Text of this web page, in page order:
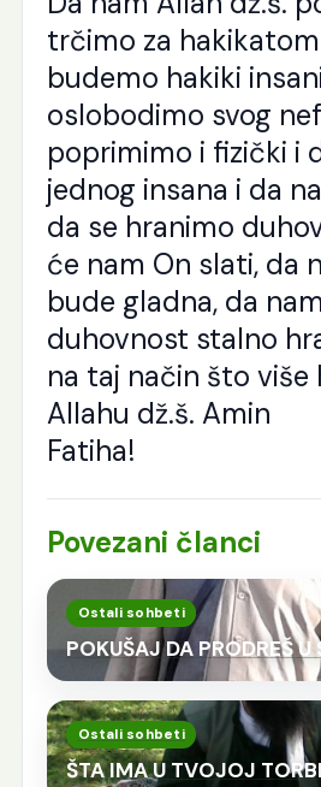
trčimo za
budemo hakiki
oslobodimo svog
poprimimo i fizički i
jednog insana i da
da se hranimo
će nam On slati, da
bude gladna, da
duhovnost stalno
na taj način što više
Allahu dž.š. Amin
Fatiha!
Povezani članci
Ostali sohbeti
POKUŠAJ DA PRODREŠ U
Ostali sohbeti
ŠTA IMA U TVOJOJ